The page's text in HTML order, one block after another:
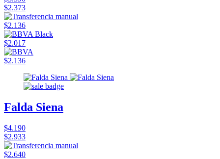
$2.373
$2.136
$2.017
$2.136
Falda Siena
$4.190
$2.933
$2.640